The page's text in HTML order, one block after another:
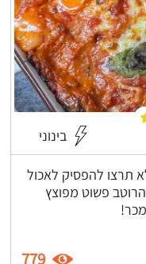
בינוני
תרצו להפסיק לאכול
פשוט מפוצץ
779